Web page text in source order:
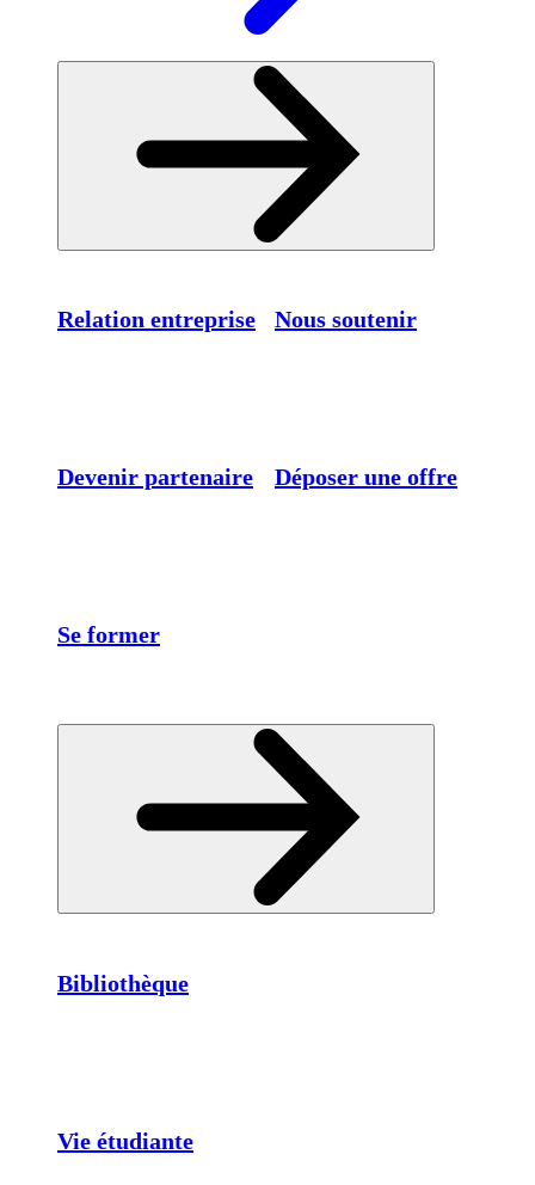
Relation entreprise Nous soutenir
Devenir partenaire Déposer une offre
Se former
Bibliothèque
Vie étudiante